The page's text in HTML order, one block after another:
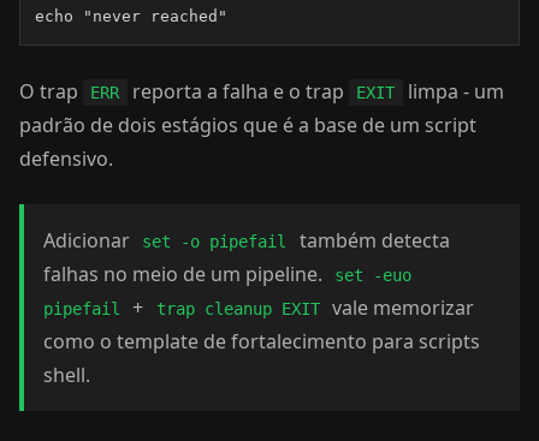
echo "never reached"
O trap ERR reporta a falha e o trap EXIT
limpa - um
padrão de dois estágios que é a base de um script
defensivo.
Adicionar set -o pipefail
também detecta
falhas no meio de um pipeline.
set -euo
pipefail
+ trap cleanup EXIT
vale memorizar
como o template de fortalecimento para scripts
shell.